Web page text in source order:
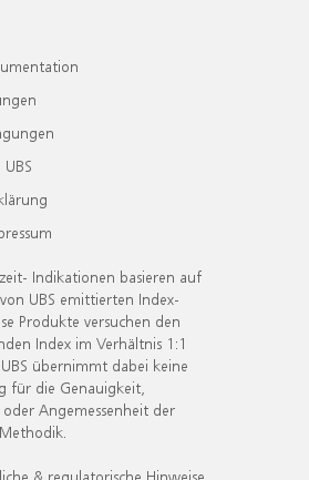
Indikationen basieren auf
UBS emittierten Index-
Produkte versuchen den
Index im Verhältnis 1:1
übernimmt dabei keine
für die Genauigkeit,
Angemessenheit der